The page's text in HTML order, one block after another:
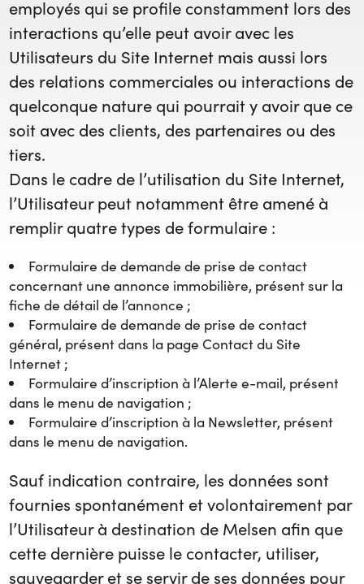
employés qui se profile constamment lors des
interactions qu’elle peut avoir avec les
Utilisateurs du Site Internet mais aussi lors
des relations commerciales ou interactions de
quelconque nature qui pourrait y avoir que ce
soit avec des clients, des partenaires ou des
tiers.
Dans le cadre de l’utilisation du Site Internet,
l’Utilisateur peut notamment être amené à
remplir quatre types de formulaire :
Formulaire de demande de prise de contact
concernant une annonce immobilière, présent sur la
fiche de détail de l’annonce ;
Formulaire de demande de prise de contact
général, présent dans la page Contact du Site
Internet ;
Formulaire d’inscription à l’Alerte e-mail, présent
dans le menu de navigation ;
Formulaire d’inscription à la Newsletter, présent
dans le menu de navigation.
Sauf indication contraire, les données sont
fournies spontanément et volontairement par
l’Utilisateur à destination de Melsen afin que
cette dernière puisse le contacter, utiliser,
sauvegarder et se servir de ses données pour